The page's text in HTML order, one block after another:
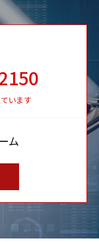
います
ム